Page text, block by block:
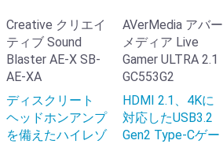
Creative クリエイ
ティブ Sound
Blaster AE-X SB-
AE-XA
ディスクリート
ヘッドホンアンプ
を備えたハイレゾ
AVerMedia アバー
メディア Live
Gamer ULTRA 2.1
GC553G2
HDMI 2.1、4Kに
対応したUSB3.2
Gen2 Type-Cゲー